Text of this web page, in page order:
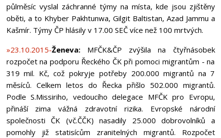
půlměsíc vyslal záchranné týmy na místa, kde jsou zjištěny
oběti, a to Khyber Pakhtunwa, Gilgit Baltistan, Azad Jammu a
Kašmír. Týmy ČP hlásily v 17.00 SEČ více než 100 mrtvých.
»23.10.2015-Ženeva: MFČK&ČP zvýšila na čtyřnásobek
rozpočet na podporu Řeckého ČK při pomoci migrantům - na
319 mil. Kč, což pokryje potřeby 200.000 migrantů na 7
měsíců. Celkem letos do Řecka přišlo 502.000 migrantů.
Podle S.Missiriho, vedoucího delegace MFČK pro Evropu,
přináší zima vážná zdravotní rizika. Evropské národní
společnosti ČK (vč.ČČK) nasadily 25.000 dobrovolníků a
pomohly již statisícům zranitelných migrantů. Rozpočet